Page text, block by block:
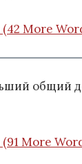
(42 More
общий
(91 More